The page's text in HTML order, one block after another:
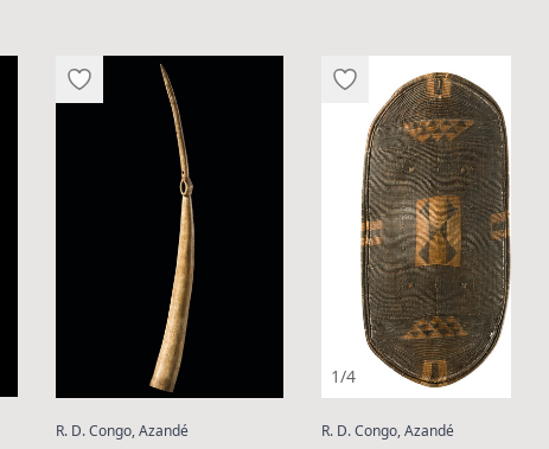
R. D. Congo, Azandé:
1/4
R. D. Congo, Azandé: